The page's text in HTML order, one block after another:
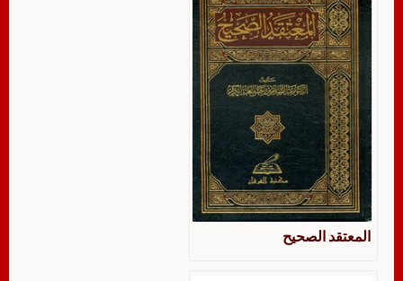
المعتقد الصحيح